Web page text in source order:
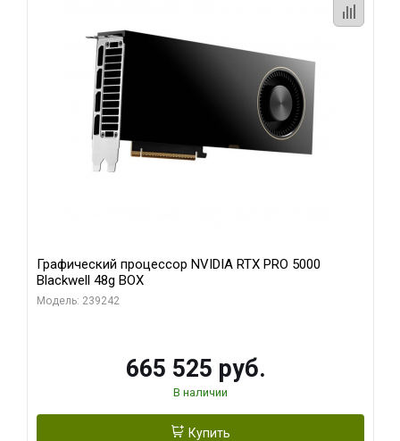
Графический процессор NVIDIA RTX PRO 5000
Blackwell 48g BOX
Модель: 239242
665 525 руб.
В наличии
Купить